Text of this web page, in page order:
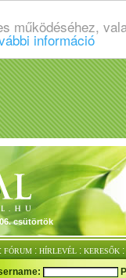
működéséhez,
információ
csütörtök
: FÓRUM : HÍRLEVÉL : KERESŐK :